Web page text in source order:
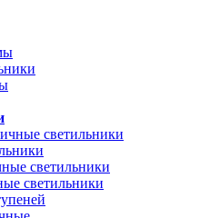
светильники
светильники
светильники